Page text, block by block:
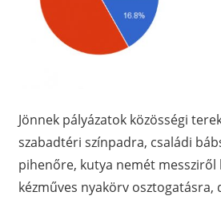
Jönnek pályázatok közösségi
szabadtéri színpadra, családi
pihenőre, kutya nemét
kézműves nyakörv